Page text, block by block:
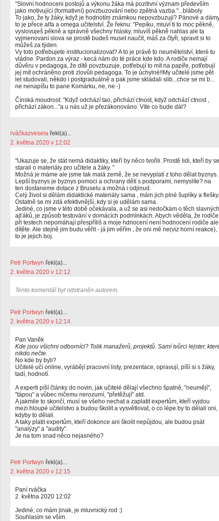
"Slovní hodnoceni postojů a výkonu žáka má pozitivní význam především
jako motivující (formativní) povzbuzování nebo zpětná vazba."...bláboly
To jako, že ty žáky, když je hodnotím známkou nepovzbuzuji? Pánové a
to je přece alfa a omega učitelství. Že řeknu: "Pepíku, mluví ti to moc pěkně,
vyslovuješ pěkně a správně všechny hlásky, mluvíš pěkně nahlas ale ta
vyjmenovaní slova se prostě budeš muset naučit, máš za čtyři, spravit si to
můžeš za týden.
Vy toto potřebujete institucionalizovat? A to je právě to neumětelství, které tu
vládne. Pardon za výraz - kecá nám do té práce kde kdo. A rodiče nemají
důvěru v pedagoga, že dítě povzbuzuje, potřebují to mít na papíře, potřebují
jej mít ochráněno proti zlovůli pedagoga. To je úchylné!!My učitelé jsme pět
let studovali, někdo i postgraduálně a pak jsme skládali slib...chce se mi b...
ne nenapíšu to pane Komárku, ne, ne:-)
Čínská moudrost: "Když odchází tao, přichází ctnost, když odchází ctnost ,
přichází zákon..."a u nás už je přezákonováno. Víte co bude dál?
rváčkazvesela řekl(a)...
2. května 2020 v 12:02
"Ukazuje se, že stát nemá didaktiky, kteří by něco tvořili. Prostě lidi, kteří by se
starali o materiály pro učitele a žáky. "
Možná je máme ale jsme tak malá země, že se nevyplatí z toho dělat byznys.
Lepší byznys je byznys pomoci a ochrany dětí s podporami, nemyslíte? na
ten dostaneme dotace z Bruselu a možná i odjinud.
Celý život si dělám didaktické materiály sama , mám jich plné šuplíky a flešky.
Ostatně se mi zdá efektivnější, kdy si je udělám sama.
Jediné, co jsme v této době očekávala, a už se asi nedočkám o těch slavných
ajťáků, je způsob testování v domácích podmínkách. Abych věděla, že rodiče
při testech nepomáhají přespříliš a moje hdnocení není hodnocení rodiče ale
dítěte. Ale stejně jim budu věřit - já jim věřím , že oni mě ne(viz horní reakce),
to je jejich boj.
Petr Portwyn řekl(a)...
2. května 2020 v 12:12
Tento komentář byl odstraněn autorem.
Petr Portwyn řekl(a)...
2. května 2020 v 12:14
Pan Vaněk
Kde jsou všichni odborníci? Tolik manažerů, projektů. Samí tvůrci lejster,
nikdo nečte.
No kde by byli?
Učitelé učí online, vyrábějí pracovní listy, prezentace, opravují, píší si s žáky,
tadí, hodnotí.
A experti píší články do novin, jak učitelé dělají všechno špatně, "neumějí",
"tápou" a vůbec ničemu nerozumí, "přetěžují" atd.
A jakmile to skončí, musí se všeho nechat a zaplatit expertům, kteří vyjdou
mezi hloupé učitelstvo a budou školit a vysvětlovat, o co lépe by to dělali oni,
kdyby to dělali.
A taky platit expertům, kteří dokonce ani školit nepůjdou, ale budou psát
"analýzy" a "audity".
Je na tom snad něco nejasného?
Petr Portwyn řekl(a)...
2. května 2020 v 12:15
Paní rváčka
2. května 2020 12:02
Jediné, co mám jinak, je mluvnický rod :)
Souhlasím se vším.